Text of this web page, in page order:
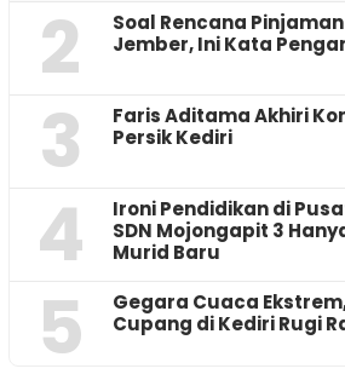
2
‎Soal Rencana
Jember, Ini Kata
3
Faris Aditama Akhiri
Persik Kediri
4
Ironi Pendidikan di
SDN Mojongapit 3
Murid Baru
5
‎Gegara Cuaca
Cupang di Kediri Rugi